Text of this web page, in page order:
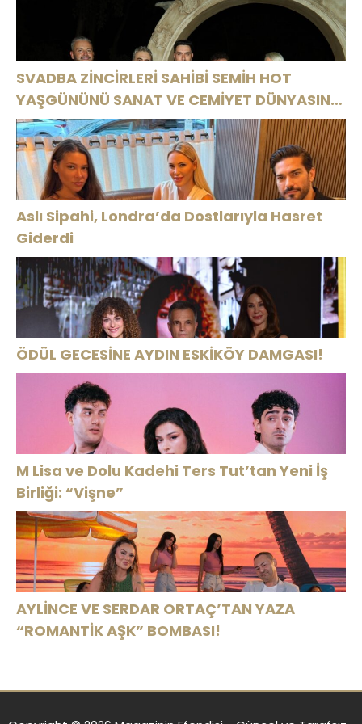
HARBİYE’DE
OLACAK!
“SON
OLARAK VAR
OLACAĞIM!”
SVADBA ZİNCİRLERİ SAHİBİ SEMİH HOT
YAŞGÜNÜNÜ SANAT VE CEMİYET DÜNYASININ
ÜNLÜ İSİMLERİYLE KUTLADI!
Aslı Sipahi, Londra’da Dostlarıyla Hasret
Giderdi
ÖDÜL GECESİNE AYDIN ESKİKÖY DAMGASI!
M Lisa ve Dolu Kadehi Ters Tut’tan Yeni İş
Birliği: “Vişne”
AYLİNCE VE SERDAR ORTAÇ’TAN YAZA
“ROMANTİK AŞK” BOMBASI!